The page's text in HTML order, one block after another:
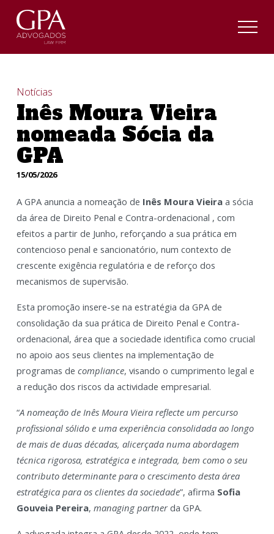
Notícias
Inês Moura Vieira
nomeada Sócia da
GPA
15/05/2026
A GPA anuncia a nomeação de Inês Moura Vieiraa sócia
da área de Direito Penal e Contra-ordenacional , com
efeitos a partir de Junho, reforçando a sua prática em
contencioso penal e sancionatório, num contexto de
crescente exigência regulatória e de reforço dos
mecanismos de supervisão.
Esta promoção insere-se na estratégia da GPA de
consolidação da sua prática de Direito Penal e Contra-
ordenacional, área que a sociedade identifica como crucial
no apoio aos seus clientes na implementação de
programas de compliance, visando o cumprimento legal e
a redução dos riscos da actividade empresarial.
“A nomeação de Inês Moura Vieira reflecte um percurso
profissional sólido e uma experiência consolidada ao longo
de mais de duas décadas, alicerçada numa abordagem
técnica rigorosa, estratégica e integrada, bem como o seu
contributo determinante para o crescimento desta área
estratégica para os clientes da sociedade”, afirma Sofia
Gouveia Pereira, managing partnerda GPA.